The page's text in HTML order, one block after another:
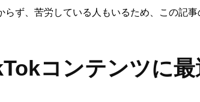
ず、苦労している人もいるため、この記
コンテンツに